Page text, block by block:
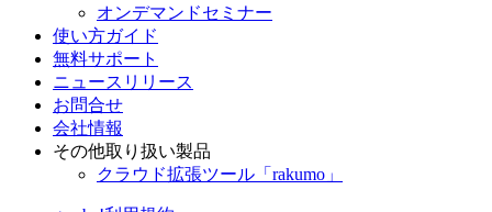
オンデマンドセミナー
使い方ガイド
無料サポート
ニュースリリース
お問合せ
会社情報
その他取り扱い製品
クラウド拡張ツール「rakumo」